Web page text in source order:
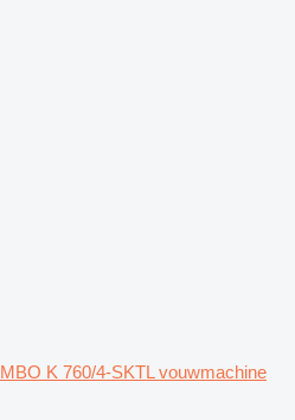
MBO K 760/4-SKTL vouwmachine